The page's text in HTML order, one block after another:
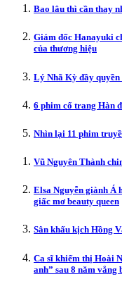
Bao lâu thì cần thay
Giám đốc Hanayuki
của thương hiệu
Lý Nhã Kỳ đầy
6 phim cổ trang Hàn
Nhìn lại 11 phim
Vũ Nguyên Thành
Elsa Nguyễn giành Á
giấc mơ beauty queen
Sân khấu kịch Hồng
Ca sĩ khiếm thị Hoài
anh” sau 8 năm vắng